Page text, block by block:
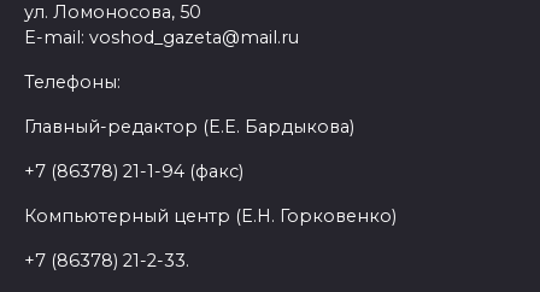
ул. Ломоносова, 50
E-mail: voshod_gazeta@mail.ru
Телефоны:
Главный-редактор (Е.Е. Бардыкова)
+7 (86378) 21-1-94 (факс)
Компьютерный центр (Е.Н. Горковенко)
+7 (86378) 21-2-33.